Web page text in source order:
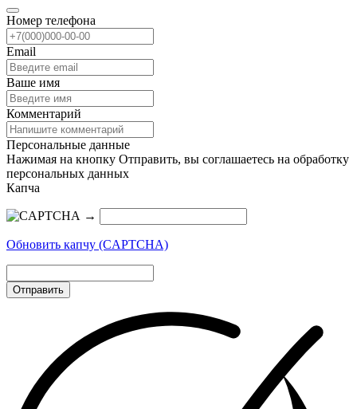
Номер телефона
Email
Ваше имя
Комментарий
Персональные данные
Нажимая на кнопку Отправить, вы соглашаетесь на обработку
персональных данных
Капча
→
Обновить капчу (CAPTCHA)
Отправить